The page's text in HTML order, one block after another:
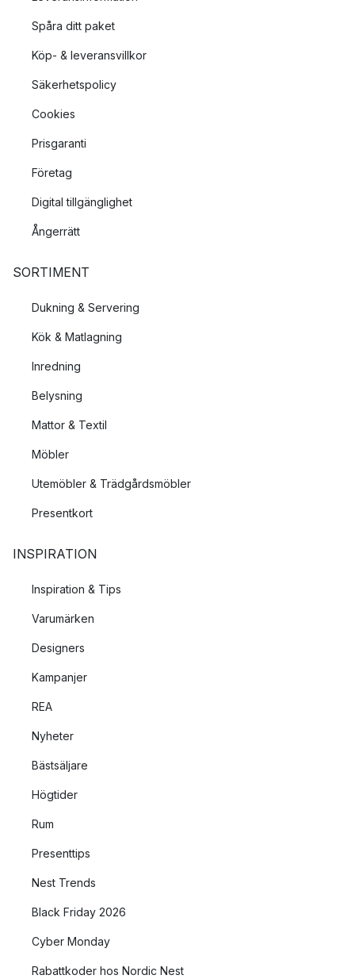
Spåra ditt paket
Köp- & leveransvillkor
Säkerhetspolicy
Cookies
Prisgaranti
Företag
Digital tillgänglighet
Ångerrätt
SORTIMENT
Dukning & Servering
Kök & Matlagning
Inredning
Belysning
Mattor & Textil
Möbler
Utemöbler & Trädgårdsmöbler
Presentkort
INSPIRATION
Inspiration & Tips
Varumärken
Designers
Kampanjer
REA
Nyheter
Bästsäljare
Högtider
Rum
Presenttips
Nest Trends
Black Friday 2026
Cyber Monday
Rabattkoder hos Nordic Nest